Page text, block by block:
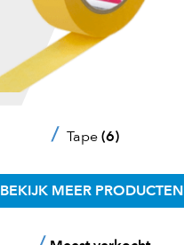
Tape(6)
BEKIJK MEER PRODUCTEN